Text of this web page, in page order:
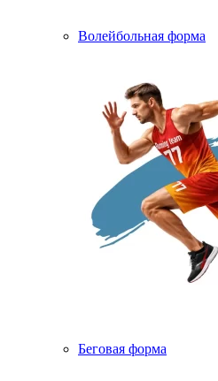
Волейбольная форма
Беговая форма